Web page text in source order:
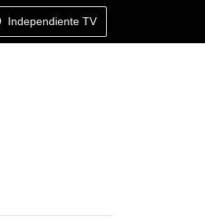
Independiente TV